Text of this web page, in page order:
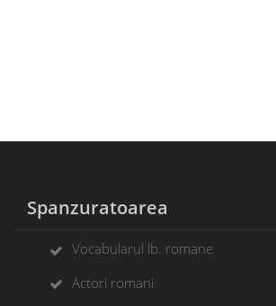
Spanzuratoarea
Vocabularul lb. romane
Actori romani